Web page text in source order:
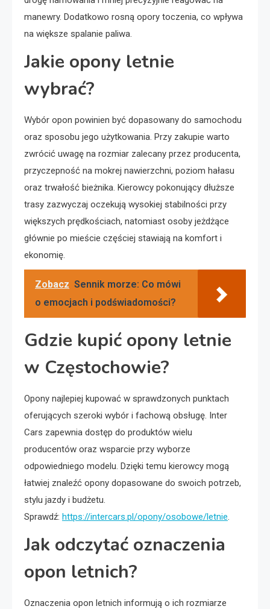
manewry. Dodatkowo rosną opory toczenia, co wpływa
na większe spalanie paliwa.
Jakie opony letnie
wybrać?
Wybór opon powinien być dopasowany do samochodu
oraz sposobu jego użytkowania. Przy zakupie warto
zwrócić uwagę na rozmiar zalecany przez producenta,
przyczepność na mokrej nawierzchni, poziom hałasu
oraz trwałość bieżnika. Kierowcy pokonujący dłuższe
trasy zazwyczaj oczekują wysokiej stabilności przy
większych prędkościach, natomiast osoby jeżdżące
głównie po mieście częściej stawiają na komfort i
ekonomię.
Zobacz Sennik morze: Co mówi
o emocjach i podświadomości?
Gdzie kupić opony letnie
w Częstochowie?
Opony najlepiej kupować w sprawdzonych punktach
oferujących szeroki wybór i fachową obsługę. Inter
Cars zapewnia dostęp do produktów wielu
producentów oraz wsparcie przy wyborze
odpowiedniego modelu. Dzięki temu kierowcy mogą
łatwiej znaleźć opony dopasowane do swoich potrzeb,
stylu jazdy i budżetu.
Sprawdź: https://intercars.pl/opony/osobowe/letnie.
Jak odczytać oznaczenia
opon letnich?
Oznaczenia opon letnich informują o ich rozmiarze